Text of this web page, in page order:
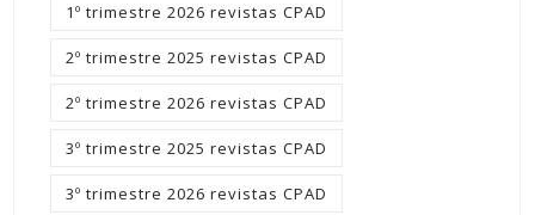
1º trimestre 2026 revistas CPAD
2º trimestre 2025 revistas CPAD
2º trimestre 2026 revistas CPAD
3º trimestre 2025 revistas CPAD
3º trimestre 2026 revistas CPAD